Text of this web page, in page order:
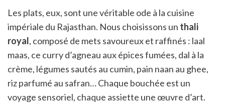
Les plats, eux, sont une véritable ode à la cuisine
impériale du Rajasthan. Nous choisissons un thali
royal, composé de mets savoureux et raffinés : laal
maas, ce curry d’agneau aux épices fumées, dal à la
crème, légumes sautés au cumin, pain naan au ghee,
riz parfumé au safran… Chaque bouchée est un
voyage sensoriel, chaque assiette une œuvre d’art.